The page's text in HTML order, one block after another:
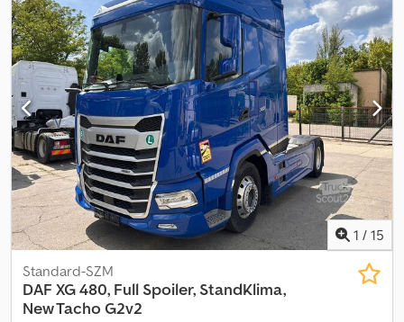
alb, cabină șofer:altul, tip de angrenaj:mecanic, clasă de emisii:
Euro 6, suspensie:aer, lungime totală: 9.590 mm, înălțime de
ridicare:4.000 mm, Greutate la gol: 9135 kg, greutate maximă
admisă: 18000 kg, suspensie pneumatică, erori și modificări pot
apărea. Vânzarea se face exclusiv către clienți comerciali. Crsdpfx
Aozr Dp Doa Tof
1 / 15
Standard-SZM
DAF XG 480, Full Spoiler, StandKlima,
New Tacho G2v2